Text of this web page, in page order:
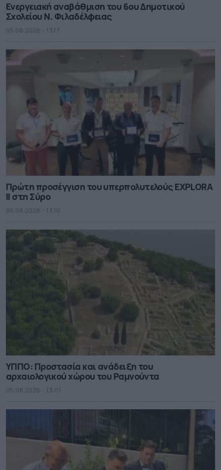
Ενεργειακή αναβάθμιση του 6ου Δημοτικού
Σχολείου Ν. Φιλαδέλφειας
05.08.2026 - 13.17
Πρώτη προσέγγιση του υπερπολυτελούς EXPLORA
II στη Σύρο
05.08.2026 - 13.10
ΥΠΠΟ: Προστασία και ανάδειξη του
αρχαιολογικού χώρου του Ραμνούντα
05.08.2026 - 13.01